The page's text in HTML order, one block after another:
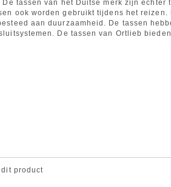
tassen van het Duitse merk zijn echter
ook worden gebruikt tijdens het
aan duurzaamheid. De tassen
De tassen van Ortlieb
product